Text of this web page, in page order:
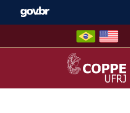
COPPE – UFRJ